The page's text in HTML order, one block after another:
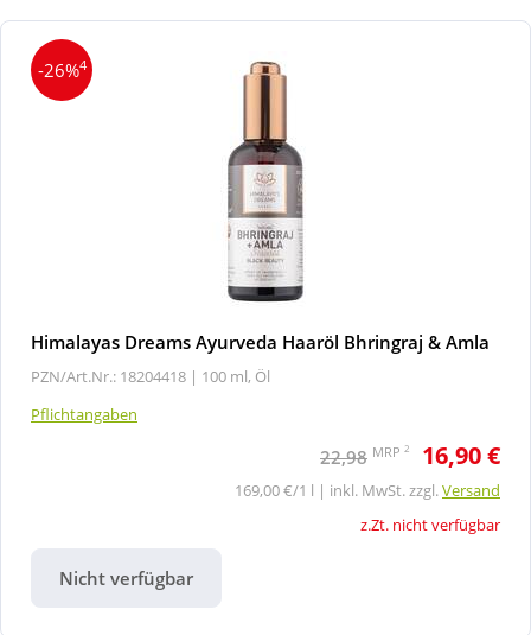
-26%4
Himalayas Dreams Ayurveda Haaröl Bhringraj & Amla
PZN/Art.Nr.: 18204418 | 100 ml, Öl
Pflichtangaben
22,98 MRP 2 16,90 €
169,00 €/1 l | inkl. MwSt. zzgl.Versand
z.Zt. nicht verfügbar
Nicht verfügbar